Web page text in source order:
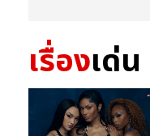
เรื่องเด่น